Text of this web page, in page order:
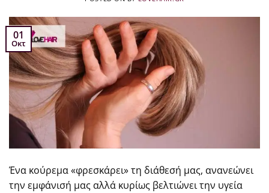
01
Οκτ
Ένα κούρεμα «φρεσκάρει» τη διάθεσή μας, ανανεώνει
την εμφάνισή μας αλλά κυρίως βελτιώνει την υγεία